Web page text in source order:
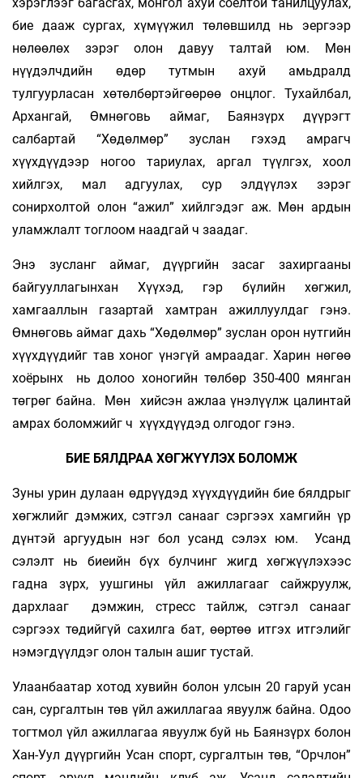
бие дааж сургах, хүмүүжил төлөвшилд нь эергээр
нөлөөлөх зэрэг олон давуу талтай юм. Мөн
нүүдэлчдийн өдөр тутмын ахуй амьдралд
тулгуурласан хөтөлбөртэйгөөрөө онцлог. Тухайлбал,
Архангай, Өмнөговь аймаг, Баянзүрх дүүрэгт
салбартай “Хөдөлмөр” зуслан гэхэд амрагч
хүүхдүүдээр ногоо тариулах, аргал түүлгэх, хоол
хийлгэх, мал адгуулах, сур элдүүлэх зэрэг
сонирхолтой олон “ажил” хийлгэдэг аж. Мөн ардын
уламжлалт тоглоом наадгай ч заадаг.
Энэ зусланг аймаг, дүүргийн засаг захиргааны
байгууллагынхан Хүүхэд, гэр бүлийн хөгжил,
хамгааллын газартай хамтран ажиллуулдаг гэнэ.
Өмнөговь аймаг дахь “Хөдөлмөр” зуслан орон нутгийн
хүүхдүүдийг тав хоног үнэгүй амраадаг. Харин нөгөө
хоёрынх нь долоо хоногийн төлбөр 350-400 мянган
төгрөг байна. Мөн хийсэн ажлаа үнэлүүлж цалинтай
амрах боломжийг ч хүүхдүүдэд олгодог гэнэ.
БИЕ БЯЛДРАА ХӨГЖҮҮЛЭХ БОЛОМЖ
Зуны урин дулаан өдрүүдэд хүүхдүүдийн бие бялдрыг
хөгжлийг дэмжих, сэтгэл санааг сэргээх хамгийн үр
дүнтэй аргуудын нэг бол усанд сэлэх юм. Усанд
сэлэлт нь биеийн бүх булчинг жигд хөгжүүлэхээс
гадна зүрх, уушгины үйл ажиллагааг сайжруулж,
дархлааг дэмжин, стресс тайлж, сэтгэл санааг
сэргээх төдийгүй сахилга бат, өөртөө итгэх итгэлийг
нэмэгдүүлдэг олон талын ашиг тустай.
Улаанбаатар хотод хувийн болон улсын 20 гаруй усан
сан, сургалтын төв үйл ажиллагаа явуулж байна. Одоо
тогтмол үйл ажиллагаа явуулж буй нь Баянзүрх болон
Хан-Уул дүүргийн Усан спорт, сургалтын төв, “Орчлон”